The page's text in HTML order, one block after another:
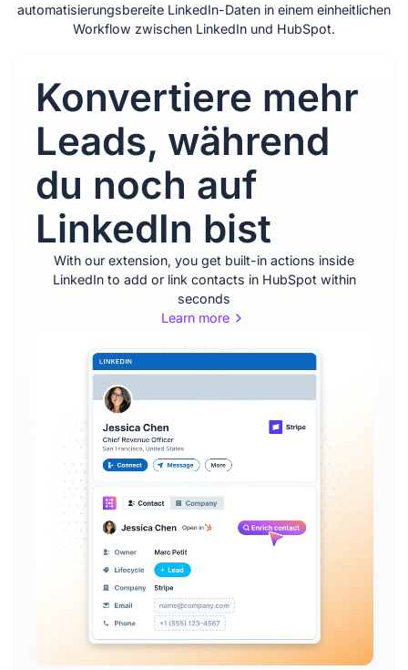
automatisierungsbereite LinkedIn-Daten in einem einheitlichen
Workflow zwischen LinkedIn und HubSpot.
Konvertiere mehr
Leads, während
du noch auf
LinkedIn bist
With our extension, you get built-in actions inside
LinkedIn to add or link contacts in HubSpot within
seconds
Learn more